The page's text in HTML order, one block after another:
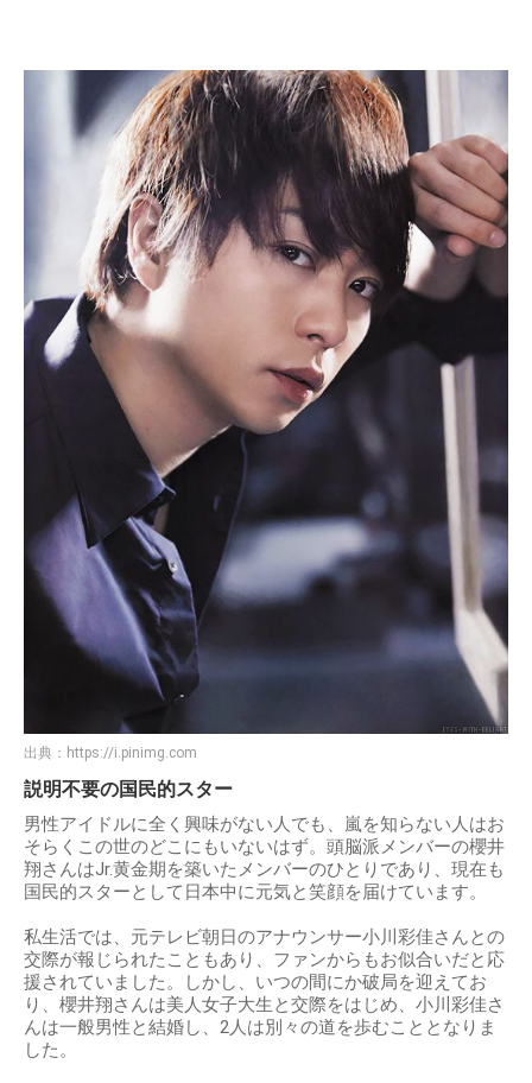
出典： https://i.pinimg.com
説明不要の国民的スター
男性アイドルに全く興味がない人でも、嵐を知らない人はお
そらくこの世のどこにもいないはず。頭脳派メンバーの櫻井
翔さんはJr.黄金期を築いたメンバーのひとりであり、現在も
国民的スターとして日本中に元気と笑顔を届けています。
私生活では、元テレビ朝日のアナウンサー小川彩佳さんとの
交際が報じられたこともあり、ファンからもお似合いだと応
援されていました。しかし、いつの間にか破局を迎えてお
り、櫻井翔さんは美人女子大生と交際をはじめ、小川彩佳さ
んは一般男性と結婚し、2人は別々の道を歩むこととなりま
した。